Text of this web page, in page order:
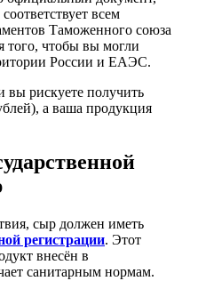
всем
Таможенного союза
чтобы вы могли
России и ЕАЭС.
вы рискуете получить
а ваша продукция
сыр должен иметь
регистрации. Этот
внесён в
санитарным нормам.